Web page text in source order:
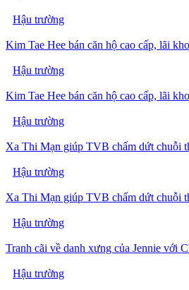
Hậu trường
Kim Tae Hee bán căn hộ cao cấp, lãi
Hậu trường
Kim Tae Hee bán căn hộ cao cấp, lãi
Hậu trường
Xa Thi Mạn giúp TVB chấm dứt chuỗi
Hậu trường
Xa Thi Mạn giúp TVB chấm dứt chuỗi
Hậu trường
Tranh cãi về danh xưng của Jennie với
Hậu trường